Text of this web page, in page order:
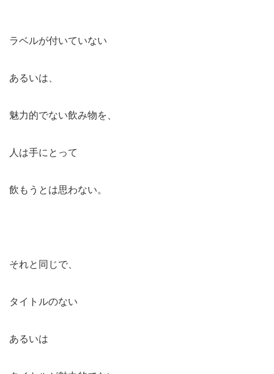
ラベルが付いていない
あるいは、
魅力的でない飲み物を、
人は手にとって
飲もうとは思わない。
それと同じで、
タイトルのない
あるいは